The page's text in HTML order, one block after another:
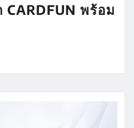
CARDFUN พร้อม